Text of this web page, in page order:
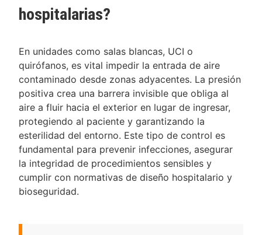
hospitalarias?
En unidades como salas blancas, UCI o
quirófanos, es vital impedir la entrada de aire
contaminado desde zonas adyacentes. La presión
positiva crea una barrera invisible que obliga al
aire a fluir hacia el exterior en lugar de ingresar,
protegiendo al paciente y garantizando la
esterilidad del entorno. Este tipo de control es
fundamental para prevenir infecciones, asegurar
la integridad de procedimientos sensibles y
cumplir con normativas de diseño hospitalario y
bioseguridad.